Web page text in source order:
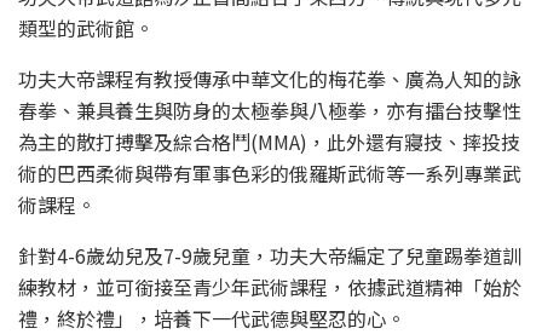
類型的武術館。
功夫大帝課程有教授傳承中華文化的梅花拳、廣為人知的詠
春拳、兼具養生與防身的太極拳與八極拳，亦有擂台技擊性
為主的散打搏擊及綜合格鬥(MMA)，此外還有寢技、摔投技
術的巴西柔術與帶有軍事色彩的俄羅斯武術等一系列專業武
術課程。
針對4-6歲幼兒及7-9歲兒童，功夫大帝編定了兒童踢拳道訓
練教材，並可銜接至青少年武術課程，依據武道精神「始於
禮，終於禮」，培養下一代武德與堅忍的心。